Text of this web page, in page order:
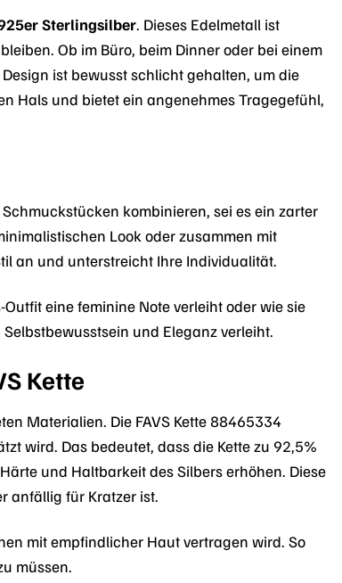
Sterlingsilber. Dieses Edelmetall ist
Ob im Büro, beim Dinner oder bei einem
ist bewusst schlicht gehalten, um die
Hals und bietet ein angenehmes Tragegefühl,
kombinieren, sei es ein zarter
Look oder zusammen mit
an und unterstreicht Ihre Individualität.
eine feminine Note verleiht oder wie sie
und Eleganz verleiht.
Kette
Materialien. Die FAVS Kette 88465334
wird. Das bedeutet, dass die Kette zu 92,5%
und Haltbarkeit des Silbers erhöhen. Diese
anfällig für Kratzer ist.
mit empfindlicher Haut vertragen wird. So
müssen.